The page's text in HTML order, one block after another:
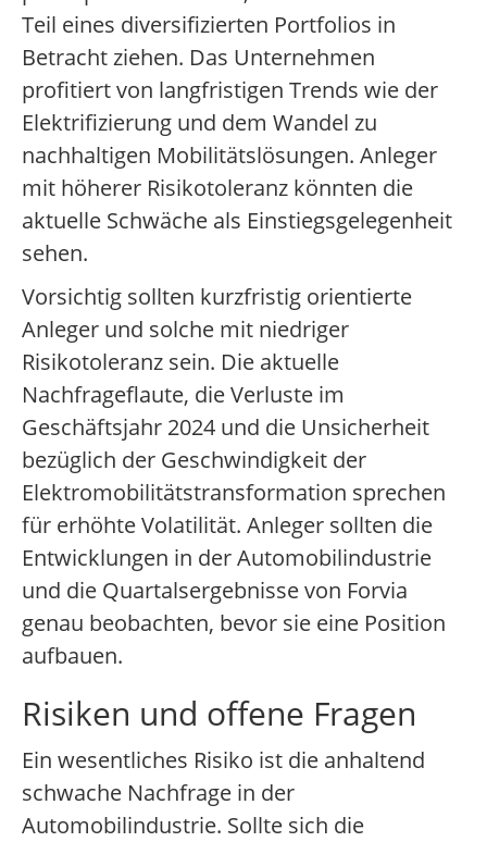
Teil eines diversifizierten Portfolios in
Betracht ziehen. Das Unternehmen
profitiert von langfristigen Trends wie der
Elektrifizierung und dem Wandel zu
nachhaltigen Mobilitätslösungen. Anleger
mit höherer Risikotoleranz könnten die
aktuelle Schwäche als Einstiegsgelegenheit
sehen.
Vorsichtig sollten kurzfristig orientierte
Anleger und solche mit niedriger
Risikotoleranz sein. Die aktuelle
Nachfrageflaute, die Verluste im
Geschäftsjahr 2024 und die Unsicherheit
bezüglich der Geschwindigkeit der
Elektromobilitätstransformation sprechen
für erhöhte Volatilität. Anleger sollten die
Entwicklungen in der Automobilindustrie
und die Quartalsergebnisse von Forvia
genau beobachten, bevor sie eine Position
aufbauen.
Risiken und offene Fragen
Ein wesentliches Risiko ist die anhaltend
schwache Nachfrage in der
Automobilindustrie. Sollte sich die